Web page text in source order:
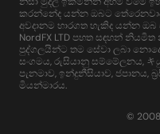
කරන්නේද යන්න ඔබට
අවදානම භාරගත හැකිද යන්න
NordFX LTD පහත සඳහන්
පුද්ගලයින්ට තම සේවා ලබා
සංගමය, රුසියානු සම්මේලනය, キ
පැනමාව, ඉන්දුනීසියාව, ජපානය,
මියන්මාරය.
©